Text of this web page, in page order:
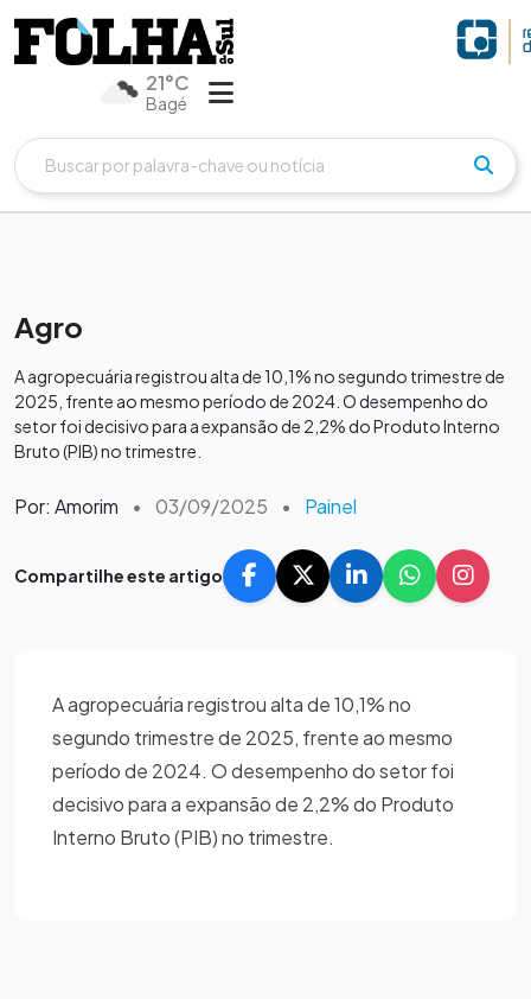
21°C
Bagé
Agro
A agropecuária registrou alta de 10,1% no segundo trimestre de
2025, frente ao mesmo período de 2024. O desempenho do
setor foi decisivo para a expansão de 2,2% do Produto Interno
Bruto (PIB) no trimestre.
Por: Amorim • 03/09/2025 • Painel
Compartilhe este artigo
A agropecuária registrou alta de 10,1% no
segundo trimestre de 2025, frente ao mesmo
período de 2024. O desempenho do setor foi
decisivo para a expansão de 2,2% do Produto
Interno Bruto (PIB) no trimestre.